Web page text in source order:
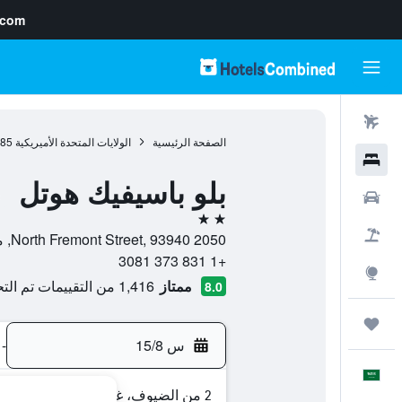
الصفحة الرئيسية الولايات المتحدة الأميريكية
بلو باسيفيك هوتل
2 نجمتين
2050 North Fremont Street, 93940, مونتيري, كاليفورنيا, الولايات المتحدة الأميريكية
+1 831 373 3081
8.0 ممتاز 1,416 من التقييمات تم التحقق منها
س 15/8 -
2 من الضيوف، غرفة واحدة